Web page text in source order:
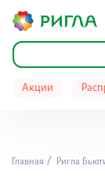
Акции
Главная Ригла